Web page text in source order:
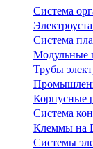
Система
Система
Модульные
Трубы
Корпусные
Система
Клеммы на
Системы